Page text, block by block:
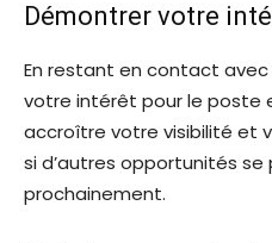
Démontrer votre
En restant en contact avec
votre intérêt pour le poste
accroître votre visibilité et
si d’autres opportunités
prochainement.